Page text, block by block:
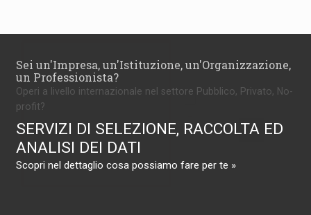
Sei un'Impresa, un'Istituzione, un'Organizzazione,
un Professionista?
Operi a livello internazionale nel settore Pubblico, Privato, No-
profit?
SERVIZI DI SELEZIONE, RACCOLTA ED
ANALISI DEI DATI
Scopri nel dettaglio cosa possiamo fare per te »